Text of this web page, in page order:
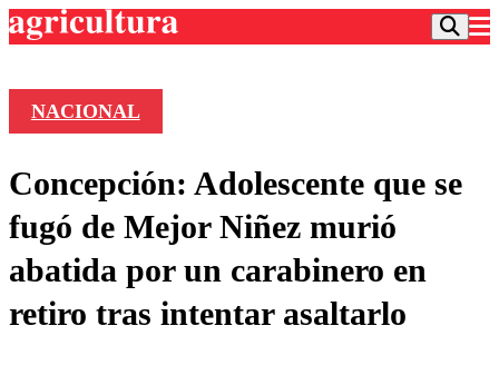
Frecuencias
Agricultura TV
Deportes
Colo Colo
Motor
Entretención
Noticias
Vida Social
NACIONAL
Concepción: Adolescente que se
fugó de Mejor Niñez murió
abatida por un carabinero en
retiro tras intentar asaltarlo